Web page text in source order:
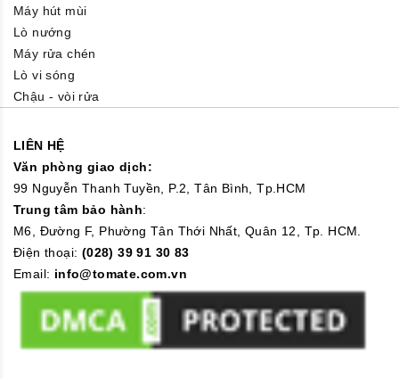
Máy hút mùi
Lò nướng
Máy rửa chén
Lò vi sóng
Chậu - vòi rửa
LIÊN HỆ
Văn phòng giao dịch:
99 Nguyễn Thanh Tuyền, P.2, Tân Bình, Tp.HCM
Trung tâm bảo hành:
M6, Đường F, Phường Tân Thới Nhất, Quân 12, Tp. HCM.
Điện thoại: (028) 39 91 30 83
Email: info@tomate.com.vn